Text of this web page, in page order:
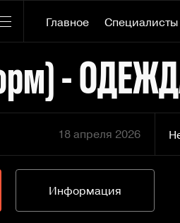
Главное Специалисты
18 апреля 2026
Информация